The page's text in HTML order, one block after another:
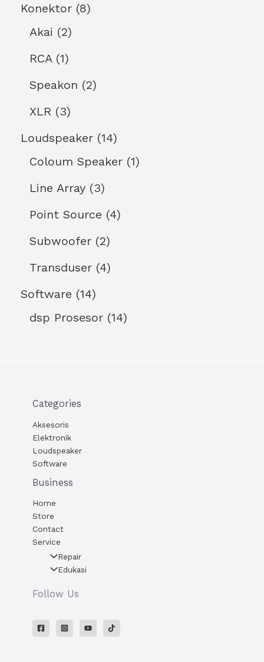
Konektor 8
Akai
2
RCA 1
Speakon
2
XLR
3
Loudspeaker 14
Coloum Speaker 1
Line Array
3
Point Source
4
Subwoofer 2
Transduser 4
Software
14
dsp Prosesor 14
Categories
Aksesoris
Elektronik
Loudspeaker
Software
Business
Home
Store
Contact
Service
Repair
Edukasi
Follow Us